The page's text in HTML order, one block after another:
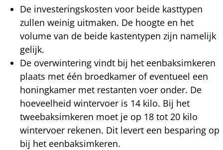
De investeringskosten voor beide kasttypen
zullen weinig uitmaken. De hoogte en het
volume van de beide kastentypen zijn namelijk
gelijk.
De overwintering vindt bij het eenbaksimkeren
plaats met één broedkamer of eventueel een
honingkamer met restanten voer onder. De
hoeveelheid wintervoer is 14 kilo. Bij het
tweebaksimkeren moet je op 18 tot 20 kilo
wintervoer rekenen. Dit levert een besparing op
bij het eenbaksimkeren.